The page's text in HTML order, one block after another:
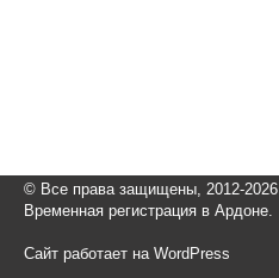
© Все права защищены, 2012-2026
Временная регистрация в Ардоне.
Сайт работает на WordPress